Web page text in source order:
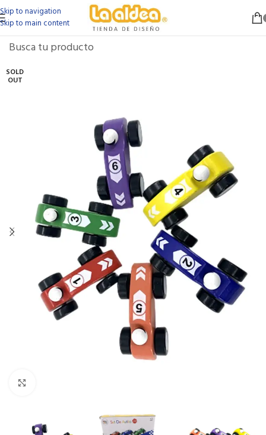
Skip to navigation
Skip to main content
SOLD
OUT